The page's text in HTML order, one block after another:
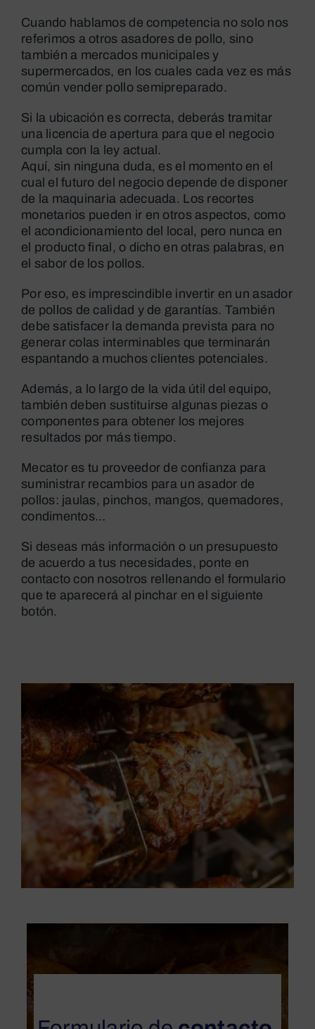
Cuando hablamos de competencia no solo nos
referimos a otros asadores de pollo, sino
también a mercados municipales y
supermercados, en los cuales cada vez es más
común vender pollo semipreparado.
Si la ubicación es correcta, deberás tramitar
una licencia de apertura para que el negocio
cumpla con la ley actual.
Aquí, sin ninguna duda, es el momento en el
cual el futuro del negocio depende de disponer
de la maquinaria adecuada. Los recortes
monetarios pueden ir en otros aspectos, como
el acondicionamiento del local, pero nunca en
el producto final, o dicho en otras palabras, en
el sabor de los pollos.
Por eso, es imprescindible invertir en un asador
de pollos de calidad y de garantías. También
debe satisfacer la demanda prevista para no
generar colas interminables que terminarán
espantando a muchos clientes potenciales.
Además, a lo largo de la vida útil del equipo,
también deben sustituirse algunas piezas o
componentes para obtener los mejores
resultados por más tiempo.
Mecator es tu proveedor de confianza para
suministrar recambios para un asador de
pollos: jaulas, pinchos, mangos, quemadores,
condimentos…
Si deseas más información o un presupuesto
de acuerdo a tus necesidades, ponte en
contacto con nosotros rellenando el formulario
que te aparecerá al pinchar en el siguiente
botón.